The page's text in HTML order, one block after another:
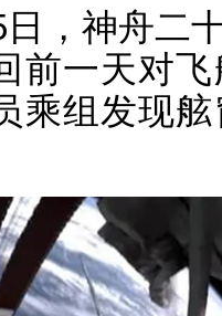
，神舟二
前一天对
乘组发现